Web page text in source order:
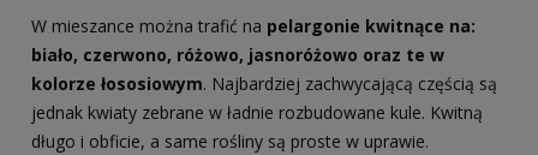
W mieszance można trafić na pelargonie kwitnące na:
biało, czerwono, różowo, jasnoróżowo oraz te w
kolorze łososiowym. Najbardziej zachwycającą częścią są
jednak kwiaty zebrane w ładnie rozbudowane kule. Kwitną
długo i obficie, a same rośliny są proste w uprawie.